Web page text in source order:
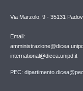
Via Marzolo, 9 - 35131
Email:
international@dicea.unipd.it
PEC: